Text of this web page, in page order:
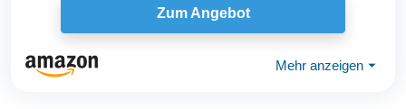
Zum Angebot
Mehr anzeigen ⏷